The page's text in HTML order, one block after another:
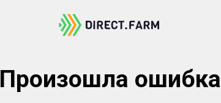
Произошла ошибка